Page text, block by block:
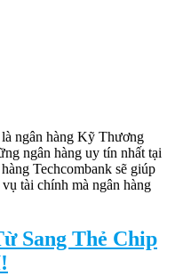
ngân hàng Kỹ Thương
ngân hàng uy tín nhất tại
Techcombank sẽ giúp
tài chính mà ngân hàng
Sang Thẻ Chip